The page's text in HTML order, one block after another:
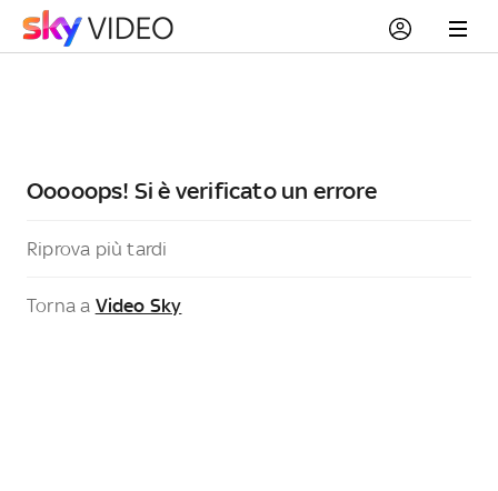
Ooooops! Si è verificato un errore
Riprova più tardi
Torna a Video Sky